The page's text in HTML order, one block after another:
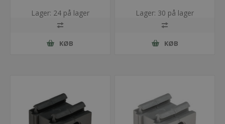
Lager: 24 på lager
KØB
Lager: 30 på lager
KØB